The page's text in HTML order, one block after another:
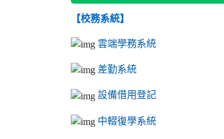
【校務系統】
雲端學務系統
差勤系統
設備借用登記
中輟復學系統